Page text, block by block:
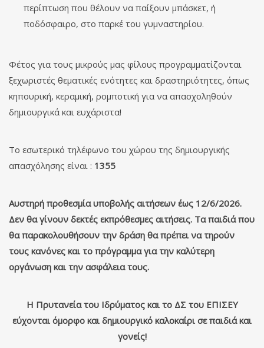
περίπτωση που θέλουν να παίξουν μπάσκετ, ή
ποδόσφαιρο, στο παρκέ του γυμναστηρίου.
Φέτος για τους μικρούς μας φίλους προγραμματίζονται
ξεχωριστές θεματικές ενότητες και δραστηριότητες, όπως
κηπουρική, κεραμική, ρομποτική για να απασχοληθούν
δημιουργικά και ευχάριστα!
Το εσωτερικό τηλέφωνο του χώρου της δημιουργικής
απασχόλησης είναι : 1355
Αυστηρή προθεσμία υποβολής αιτήσεων έως 12/6/2026.
Δεν θα γίνουν δεκτές εκπρόθεσμες αιτήσεις. Τα παιδιά που
θα παρακολουθήσουν την δράση θα πρέπει να τηρούν
τους κανόνες και το πρόγραμμα για την καλύτερη
οργάνωση και την ασφάλεια τους.
Η Πρυτανεία του Ιδρύματος και το ΔΣ του ΕΠΙΣΕΥ
εύχονται όμορφο και δημιουργικό καλοκαίρι σε παιδιά και
γονείς!